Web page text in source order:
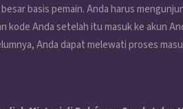
basis pemain. Anda harus
kode Anda setelah itu masuk ke akun
Anda dapat melewati proses